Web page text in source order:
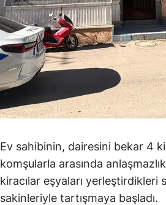
Ev sahibinin, dairesini bekar 4
komşularla arasında
kiracılar eşyaları yerleştirdikleri
sakinleriyle tartışmaya başladı.